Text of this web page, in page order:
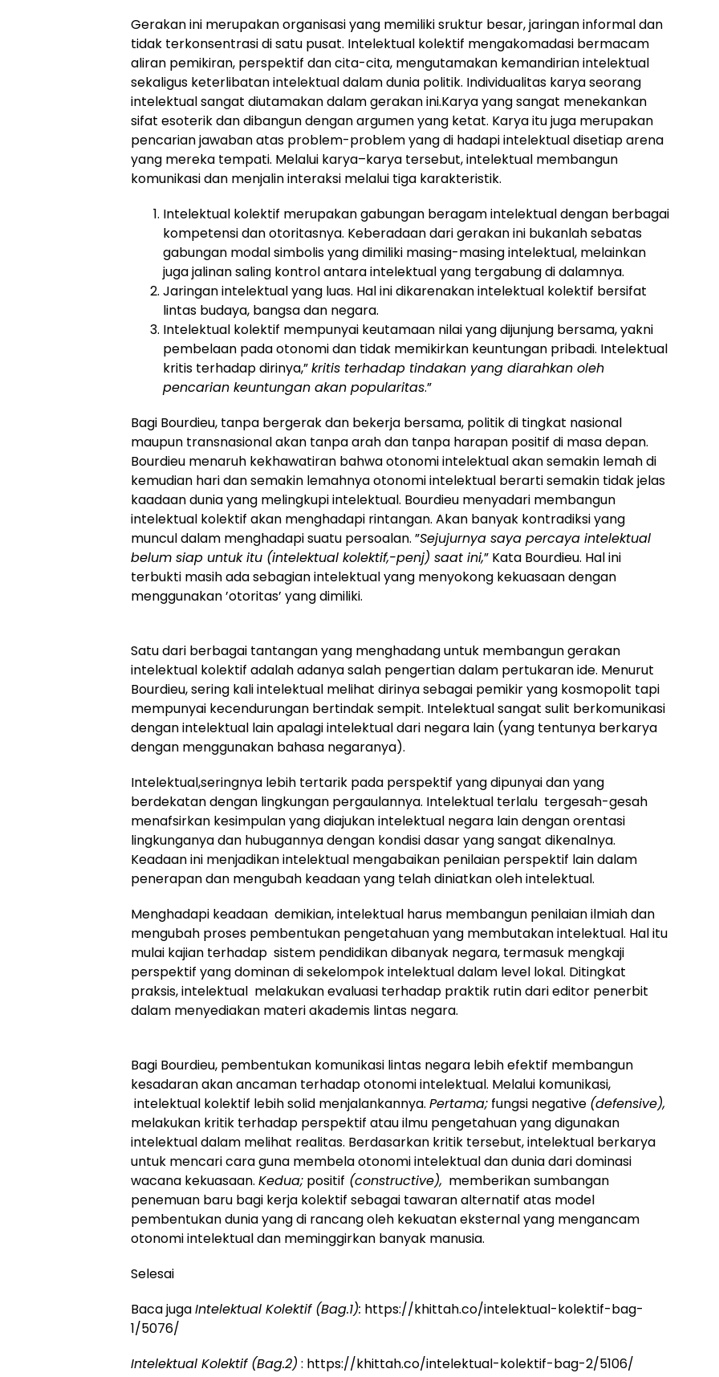
Gerakan ini merupakan organisasi yang memiliki sruktur besar, jaringan informal dan
tidak terkonsentrasi di satu pusat. Intelektual kolektif mengakomadasi bermacam
aliran pemikiran, perspektif dan cita-cita, mengutamakan kemandirian intelektual
sekaligus keterlibatan intelektual dalam dunia politik. Individualitas karya seorang
intelektual sangat diutamakan dalam gerakan ini.Karya yang sangat menekankan
sifat esoterik dan dibangun dengan argumen yang ketat. Karya itu juga merupakan
pencarian jawaban atas problem-problem yang di hadapi intelektual disetiap arena
yang mereka tempati. Melalui karya–karya tersebut, intelektual membangun
komunikasi dan menjalin interaksi melalui tiga karakteristik.
Intelektual kolektif merupakan gabungan beragam intelektual dengan berbagai
kompetensi dan otoritasnya. Keberadaan dari gerakan ini bukanlah sebatas
gabungan modal simbolis yang dimiliki masing-masing intelektual, melainkan
juga jalinan saling kontrol antara intelektual yang tergabung di dalamnya.
Jaringan intelektual yang luas. Hal ini dikarenakan intelektual kolektif bersifat
lintas budaya, bangsa dan negara.
Intelektual kolektif mempunyai keutamaan nilai yang dijunjung bersama, yakni
pembelaan pada otonomi dan tidak memikirkan keuntungan pribadi. Intelektual
kritis terhadap dirinya,”kritis terhadap tindakan yang diarahkan oleh
pencarian keuntungan akan popularitas.”
Bagi Bourdieu, tanpa bergerak dan bekerja bersama, politik di tingkat nasional
maupun transnasional akan tanpa arah dan tanpa harapan positif di masa depan.
Bourdieu menaruh kekhawatiran bahwa otonomi intelektual akan semakin lemah di
kemudian hari dan semakin lemahnya otonomi intelektual berarti semakin tidak jelas
kaadaan dunia yang melingkupi intelektual. Bourdieu menyadari membangun
intelektual kolektif akan menghadapi rintangan. Akan banyak kontradiksi yang
muncul dalam menghadapi suatu persoalan. ”Sejujurnya saya percaya intelektual
belum siap untuk itu (intelektual kolektif,-penj) saat ini,” Kata Bourdieu. Hal ini
terbukti masih ada sebagian intelektual yang menyokong kekuasaan dengan
menggunakan ’otoritas’ yang dimiliki.
Satu dari berbagai tantangan yang menghadang untuk membangun gerakan
intelektual kolektif adalah adanya salah pengertian dalam pertukaran ide. Menurut
Bourdieu, sering kali intelektual melihat dirinya sebagai pemikir yang kosmopolit tapi
mempunyai kecendurungan bertindak sempit. Intelektual sangat sulit berkomunikasi
dengan intelektual lain apalagi intelektual dari negara lain (yang tentunya berkarya
dengan menggunakan bahasa negaranya).
Intelektual,seringnya lebih tertarik pada perspektif yang dipunyai dan yang
berdekatan dengan lingkungan pergaulannya. Intelektual terlalu tergesah-gesah
menafsirkan kesimpulan yang diajukan intelektual negara lain dengan orentasi
lingkunganya dan hubugannya dengan kondisi dasar yang sangat dikenalnya.
Keadaan ini menjadikan intelektual mengabaikan penilaian perspektif lain dalam
penerapan dan mengubah keadaan yang telah diniatkan oleh intelektual.
Menghadapi keadaan demikian, intelektual harus membangun penilaian ilmiah dan
mengubah proses pembentukan pengetahuan yang membutakan intelektual. Hal itu
mulai kajian terhadap sistem pendidikan dibanyak negara, termasuk mengkaji
perspektif yang dominan di sekelompok intelektual dalam level lokal. Ditingkat
praksis, intelektual melakukan evaluasi terhadap praktik rutin dari editor penerbit
dalam menyediakan materi akademis lintas negara.
Bagi Bourdieu, pembentukan komunikasi lintas negara lebih efektif membangun
kesadaran akan ancaman terhadap otonomi intelektual. Melalui komunikasi,
intelektual kolektif lebih solid menjalankannya. Pertama; fungsi negative (defensive),
melakukan kritik terhadap perspektif atau ilmu pengetahuan yang digunakan
intelektual dalam melihat realitas. Berdasarkan kritik tersebut, intelektual berkarya
untuk mencari cara guna membela otonomi intelektual dan dunia dari dominasi
wacana kekuasaan. Kedua; positif (constructive), memberikan sumbangan
penemuan baru bagi kerja kolektif sebagai tawaran alternatif atas model
pembentukan dunia yang di rancang oleh kekuatan eksternal yang mengancam
otonomi intelektual dan meminggirkan banyak manusia.
Selesai
Baca jugaIntelektual Kolektif (Bag.1): https://khittah.co/intelektual-kolektif-bag-
1/5076/
Intelektual Kolektif (Bag.2) : https://khittah.co/intelektual-kolektif-bag-2/5106/